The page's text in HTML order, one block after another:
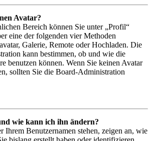
Avatar?
Bereich können Sie unter „Profil“
eine der folgenden vier Methoden
Galerie, Remote oder Hochladen. Die
kann bestimmen, ob und wie die
benutzen können. Wenn Sie keinen Avatar
sollten Sie die Board-Administration
wie kann ich ihn ändern?
Ihrem Benutzernamen stehen, zeigen an, wie